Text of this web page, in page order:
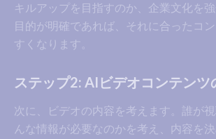
キルアップを目指すのか、企業文化を強
目的が明確であれば、それに合ったコ
すくなります。
ステップ2: AIビデオコンテンツ
次に、ビデオの内容を考えます。誰が
んな情報が必要なのかを考え、内容を